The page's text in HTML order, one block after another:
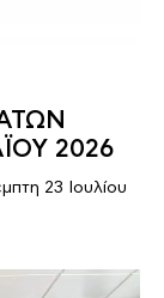
2026
23 Ιουλίου